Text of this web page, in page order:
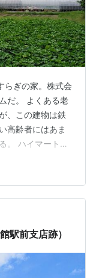
らぎの家。株式会
だ。 よくある老
、この建物は鉄
高齢者にはあま
。 ハイマートの
れ筑西育ち
日 この建物はか
社ビルだった。
としたスーパー
駅前支店跡）